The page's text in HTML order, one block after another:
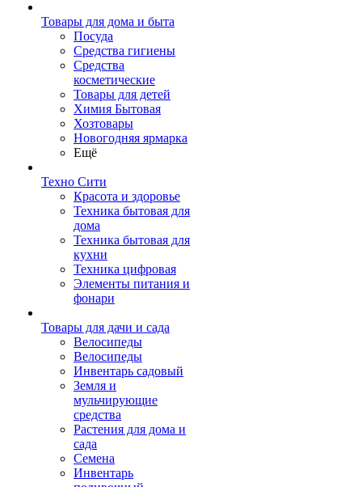
Товары для дома и быта
Посуда
Средства гигиены
Средства
косметические
Товары для детей
Химия Бытовая
Хозтовары
Новогодняя ярмарка
Ещё
Техно Сити
Красота и здоровье
Техника бытовая для
дома
Техника бытовая для
кухни
Техника цифровая
Элементы питания и
фонари
Товары для дачи и сада
Велосипеды
Велосипеды
Инвентарь садовый
Земля и
мульчирующие
средства
Растения для дома и
сада
Семена
Инвентарь